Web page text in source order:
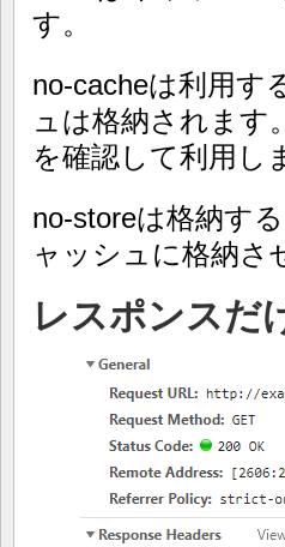
す。
no-cacheは利用す
ュは格納されます
を確認して利用し
no-storeは格納す
ャッシュに格納さ
レスポンスだ